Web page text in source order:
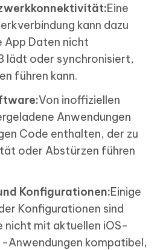
Eine
kann dazu
App Daten nicht
lädt oder synchronisiert,
führen kann.
Von inoffiziellen
Anwendungen
Code enthalten, der zu
oder Abstürzen führen
Konfigurationen:Einige
Konfigurationen sind
nicht mit aktuellen iOS-
Anwendungen kompatibel,